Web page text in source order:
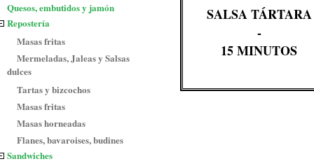
Quesos, embutidos y jamón
Repostería
Masas fritas
Mermeladas, Jaleas y Salsas
dulces
Tartas y bizcochos
Masas fritas
Masas horneadas
Flanes, bavaroises, budines
Sandwiches
SALSA TÁRTARA
-
15 MINUTOS